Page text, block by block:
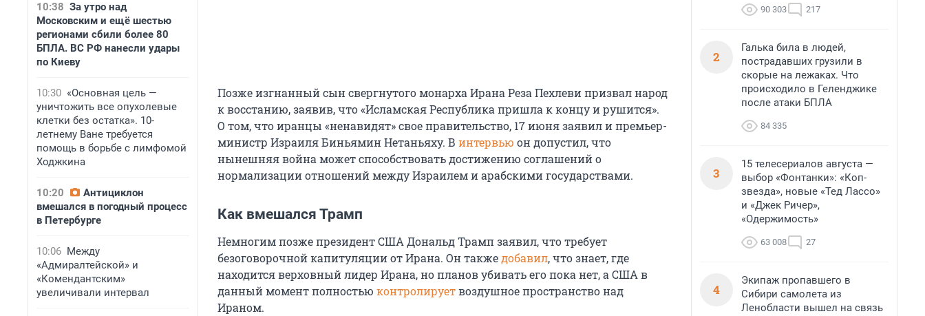
10:38 За утро над
Московским и ещё шестью
регионами сбили более 80
БПЛА. ВС РФ нанесли удары
по Киеву
10:30 «Основная цель —
уничтожить все опухолевые
клетки без остатка». 10-
летнему Ване требуется
помощь в борьбе с лимфомой
Ходжкина
10:20
Антициклон
вмешался в погодный процесс
в Петербурге
10:06 Между
«Адмиралтейской» и
«Комендантским»
увеличивали интервал
Позже изгнанный сын свергнутого монарха Ирана Реза Пехлеви призвал народ
к восстанию, заявив, что «Исламская Республика пришла к концу и рушится».
О том, что иранцы «ненавидят» свое правительство, 17 июня заявил и премьер-
министр Израиля Биньямин Нетаньяху. В интервью он допустил, что
нынешняя война может способствовать достижению соглашений о
нормализации отношений между Израилем и арабскими государствами.
Как вмешался Трамп
Немногим позже президент США Дональд Трамп заявил, что требует
безоговорочной капитуляции от Ирана. Он такжедобавил, что знает, где
находится верховный лидер Ирана, но планов убивать его пока нет, а США в
данный момент полностью контролируетвоздушное пространство над
Ираном.
90 303 217
2
Галька била в людей,
пострадавших грузили в
скорые на лежаках. Что
происходило в Геленджике
после атаки БПЛА
84 335
3
15 телесериалов августа —
выбор «Фонтанки»: «Коп-
звезда», новые «Тед Лассо»
и «Джек Ричер»,
«Одержимость»
63 008 27
4
Экипаж пропавшего в
Сибири самолета из
Ленобласти вышел на связь